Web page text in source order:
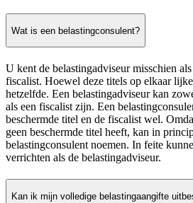
Wat is een belastingconsulent?
U kent de belastingadviseur misschien
fiscalist. Hoewel deze titels op elkaar
hetzelfde. Een belastingadviseur kan
als een fiscalist zijn. Een
beschermde titel en de fiscalist wel.
geen beschermde titel heeft, kan in
belastingconsulent noemen. In feite
verrichten als de belastingadviseur.
Kan ik mijn volledige belastingaangifte